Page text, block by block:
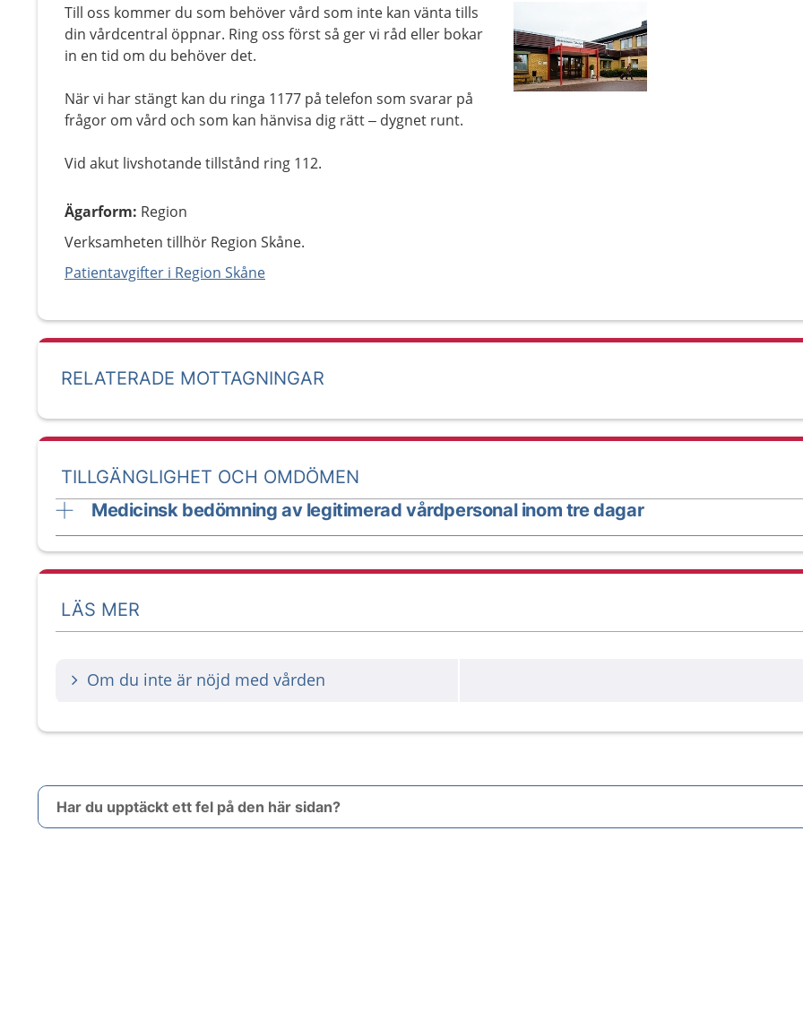
Till oss kommer du som behöver vård som inte kan vänta tills
din vårdcentral öppnar. Ring oss först så ger vi råd eller bokar
in en tid om du behöver det.
När vi har stängt kan du ringa 1177 på telefon som svarar på
frågor om vård och som kan hänvisa dig rätt – dygnet runt.
Vid akut livshotande tillstånd ring 112.
Ägarform: Region
Verksamheten tillhör Region Skåne.
Patientavgifter i Region Skåne
RELATERADE MOTTAGNINGAR
TILLGÄNGLIGHET OCH OMDÖMEN
Medicinsk bedömning av legitimerad vårdpersonal inom tre dagar
LÄS MER
Om du inte är nöjd med vården
Har du upptäckt ett fel på den här sidan?